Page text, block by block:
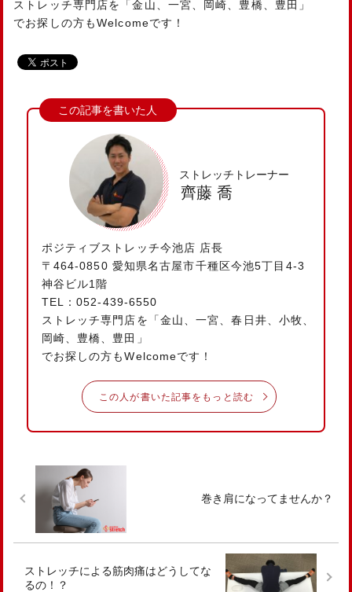
ストレッチ専門店を「金山、一宮、岡崎、豊橋、豊田」
でお探しの方もWelcomeです！
ストレッチトレーナー
齊藤 喬
ポジティブストレッチ今池店 店長
〒464-0850 愛知県名古屋市千種区今池5丁目4-3
神谷ビル1階
TEL：052-439-6550
ストレッチ専門店を「金山、一宮、春日井、小牧、
岡崎、豊橋、豊田」
でお探しの方もWelcomeです！
この人が書いた記事をもっと読む
巻き肩になってませんか？
ストレッチによる筋肉痛はどうしてな
るの！？